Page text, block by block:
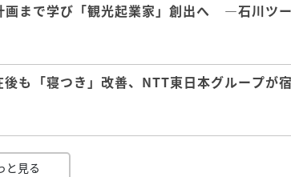
画まで学び「観光起業家」創出へ ―石川ツ
も「寝つき」改善、NTT東日本グループが
と見る